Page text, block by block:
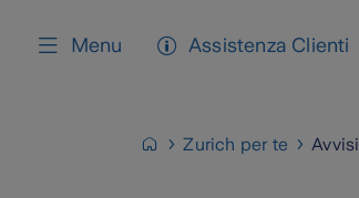
Menu Assistenza Clienti
Zurich per te Avvisi